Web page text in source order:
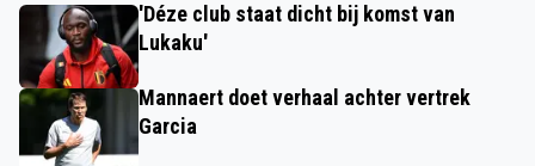
'Déze club staat dicht bij komst van
Lukaku'
Mannaert doet verhaal achter vertrek
Garcia